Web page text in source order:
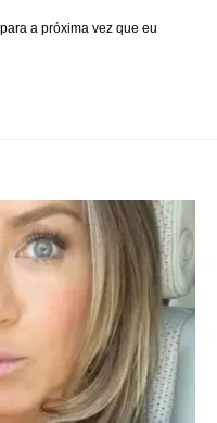
a próxima vez que eu